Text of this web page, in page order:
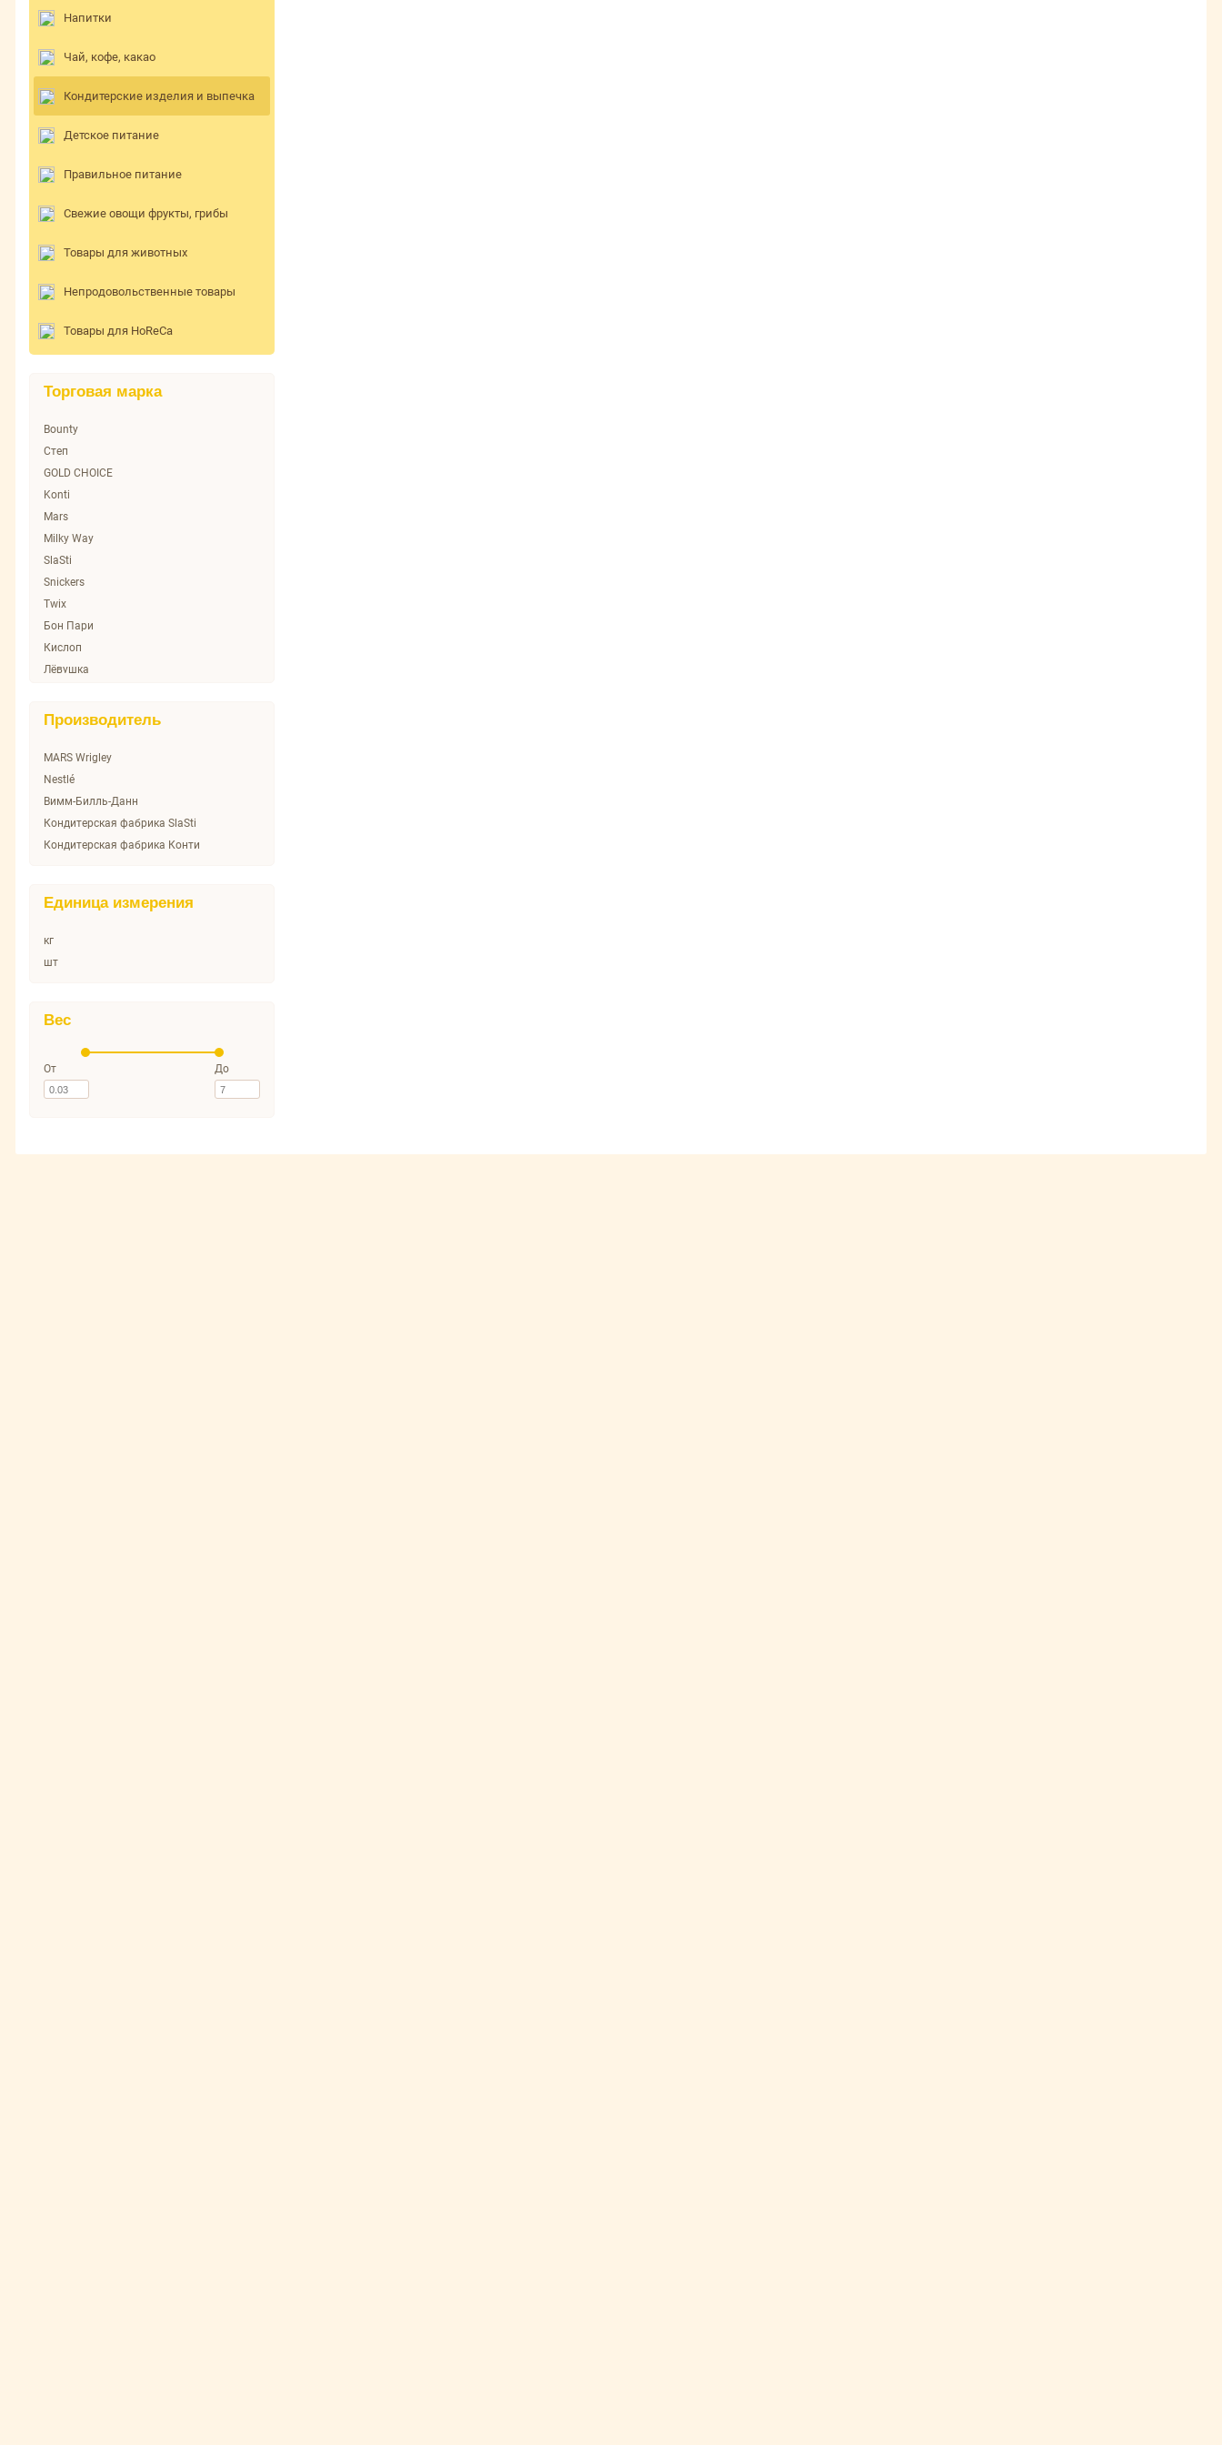
Напитки
Чай, кофе, какао
Кондитерские изделия и выпечка
Детское питание
Правильное питание
Свежие овощи фрукты, грибы
Товары для животных
Непродовольственные товары
Товары для HoReCa
Торговая марка
Bounty
Cтеп
GOLD CHOICE
Konti
Mars
Milky Way
SlaSti
Snickers
Twix
Бон Пари
Кислоп
Лёвушка
Сладкая душа
Фрутландия
Эко-невидаль
Производитель
MARS Wrigley
Nestlé
Вимм-Билль-Данн
Кондитерская фабрика SlaSti
Кондитерская фабрика Конти
Единица измерения
кг
шт
Вес
От До